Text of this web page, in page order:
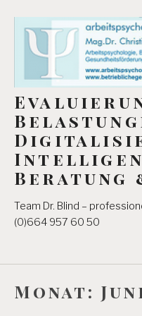
content
Beratung
Team Dr. Blind –
(0)664 957 60 50
Monat: